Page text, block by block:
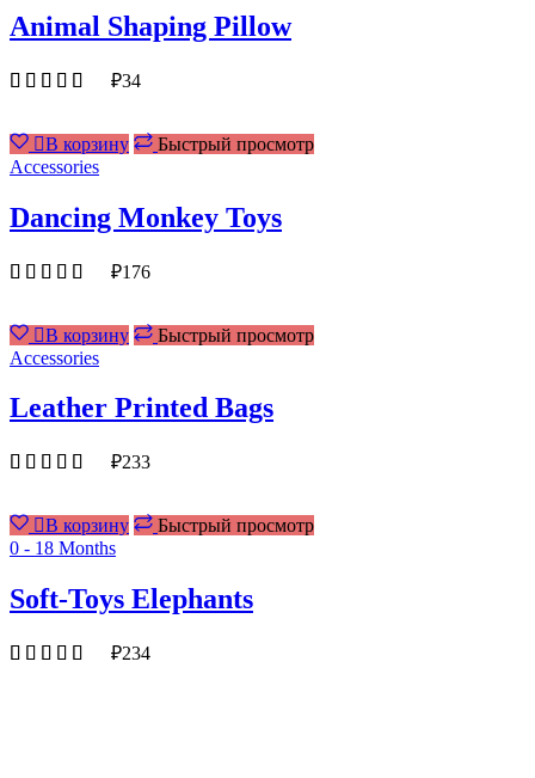
Animal Shaping Pillow
₽34
В корзину
Быстрый просмотр
Accessories
Dancing Monkey Toys
₽176
В корзину
Быстрый просмотр
Accessories
Leather Printed Bags
₽233
В корзину
Быстрый просмотр
0 - 18 Months
Soft-Toys Elephants
₽234